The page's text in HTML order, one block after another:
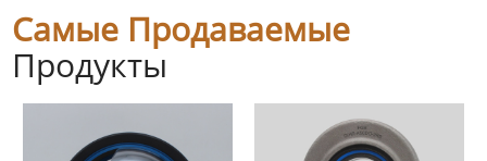
Самые Продаваемые
Продукты